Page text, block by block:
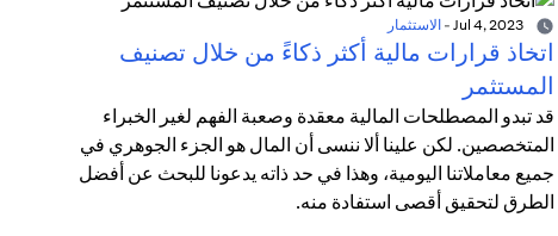
- الاستثمار
اتخاذ قرارات مالية أكثر ذكاءً من خلال تصنيف
المستثمر
قد تبدو المصطلحات المالية معقدة وصعبة الفهم لغير الخبراء
المتخصصين. لكن علينا ألا ننسى أن المال هو الجزء الجوهري في
جميع معاملاتنا اليومية، وهذا في حد ذاته يدعونا للبحث عن أفضل
الطرق لتحقيق أقصى استفادة منه.